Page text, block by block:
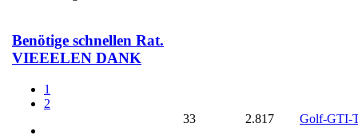
Benötige schnellen Rat.
VIEEELEN DANK
1
2
33 2.817 Golf-GTI-